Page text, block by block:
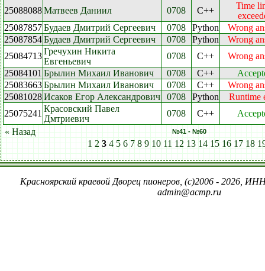
25088088Матвеев Даниил 0708 C++
Time
25087857Будаев Дмитрий Сергеевич 0708 Python
Wrong
25087854Будаев Дмитрий Сергеевич 0708 Python
Wrong
25084713Гречухин Никита
Евгеньевич
0708 C++
Wrong
25084101 Брылин Михаил Иванович 0708 C++
25083663Брылин Михаил Иванович 0708 C++
Wrong
25081028Исаков Егор Александрович 0708 Python
Runtime
25075241 Красовский Павел
Дмтриевич
0708 C++
« Назад
№41 - №60
1 2 3 4 5 6 7 8 9 10 11 12 13 14 15 16 17 18
Красноярский краевой Дворец пионеров, (c)2006 - 2026,
admin@acmp.ru